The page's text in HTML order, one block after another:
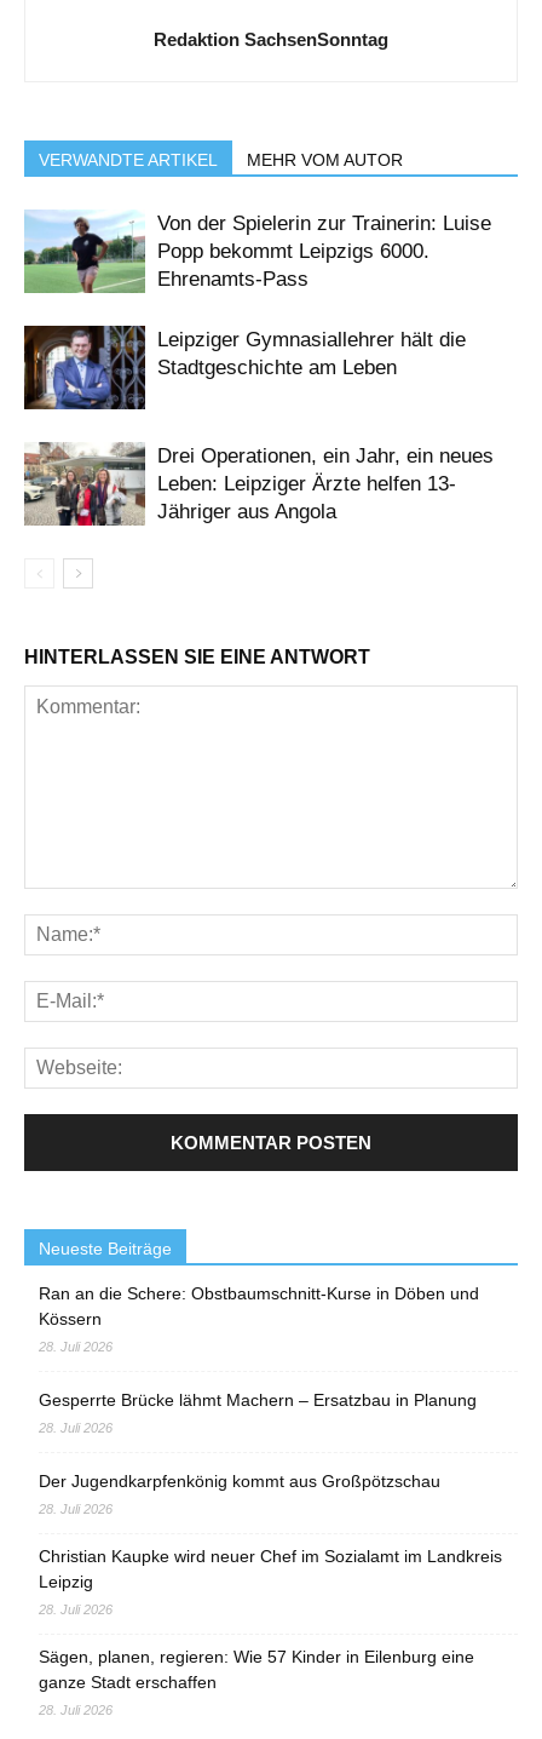
Redaktion SachsenSonntag
VERWANDTE ARTIKEL MEHR VOM AUTOR
Von der Spielerin zur Trainerin: Luise
Popp bekommt Leipzigs 6000.
Ehrenamts-Pass
Leipziger Gymnasiallehrer hält die
Stadtgeschichte am Leben
Drei Operationen, ein Jahr, ein neues
Leben: Leipziger Ärzte helfen 13-
Jähriger aus Angola
HINTERLASSEN SIE EINE ANTWORT
Neueste Beiträge
Ran an die Schere: Obstbaumschnitt-Kurse in Döben und
Kössern
28. Juli 2026
Gesperrte Brücke lähmt Machern – Ersatzbau in Planung
28. Juli 2026
Der Jugendkarpfenkönig kommt aus Großpötzschau
28. Juli 2026
Christian Kaupke wird neuer Chef im Sozialamt im Landkreis
Leipzig
28. Juli 2026
Sägen, planen, regieren: Wie 57 Kinder in Eilenburg eine
ganze Stadt erschaffen
28. Juli 2026